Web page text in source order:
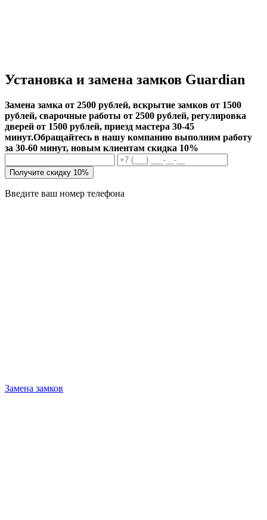
Установка и замена замков Guardian
Замена замка от 2500 рублей, вскрытие замков от 1500
рублей, сварочные работы от 2500 рублей, регулировка
дверей от 1500 рублей, приезд мастера 30-45
минут.Обращайтесь в нашу компанию выполним работу
за 30-60 минут, новым клиентам скидка 10%
Получите скидку 10%
Введите ваш номер телефона
Замена замков